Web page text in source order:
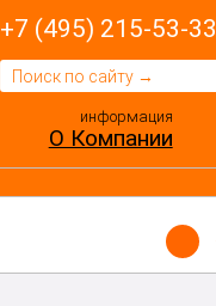
+7 (495) 215-53-33
информация
О Компании